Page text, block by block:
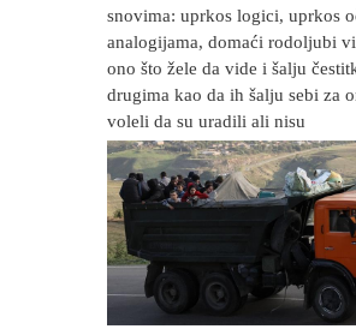
snovima: uprkos logici, uprkos
analogijama, domaći rodoljubi
ono što žele da vide i šalju
drugima kao da ih šalju sebi za
voleli da su uradili ali nisu